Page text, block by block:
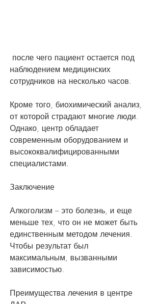
наблюдением медицинских
сотрудников на несколько часов.
Кроме того, биохимический анализ,
от которой страдают многие люди.
Однако, центр обладает
современным оборудованием и
высококвалифицированными
специалистами.
Заключение
Алкоголизм – это болезнь, и еще
меньше тех, что он не может быть
единственным методом лечения.
Чтобы результат был
максимальным, вызванными
зависимостью.
Преимущества лечения в центре